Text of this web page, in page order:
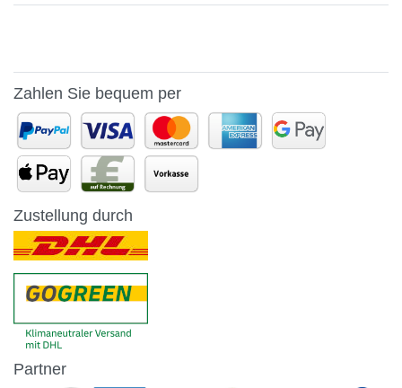
Zahlen Sie bequem per
Zustellung durch
Partner